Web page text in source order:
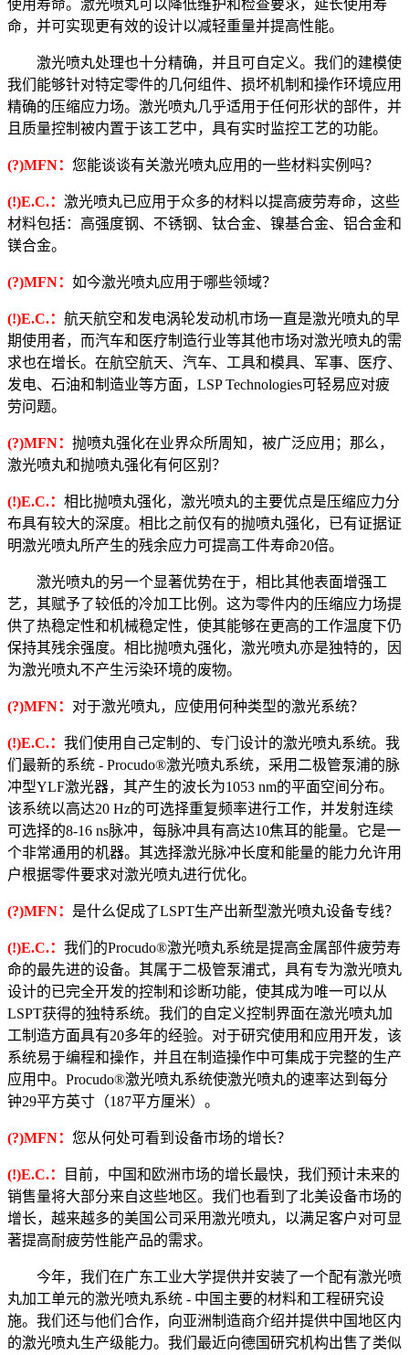
使用寿命。激光喷丸可以降低维护和检查要求，延长使用寿
命，并可实现更有效的设计以减轻重量并提高性能。
激光喷丸处理也十分精确，并且可自定义。我们的建模使
我们能够针对特定零件的几何组件、损坏机制和操作环境应用
精确的压缩应力场。激光喷丸几乎适用于任何形状的部件，并
且质量控制被内置于该工艺中，具有实时监控工艺的功能。
(?)MFN： 您能谈谈有关激光喷丸应用的一些材料实例吗？
(!)E.C.： 激光喷丸已应用于众多的材料以提高疲劳寿命，这些
材料包括：高强度钢、不锈钢、钛合金、镍基合金、铝合金和
镁合金。
(?)MFN： 如今激光喷丸应用于哪些领域？
(!)E.C.： 航天航空和发电涡轮发动机市场一直是激光喷丸的早
期使用者，而汽车和医疗制造行业等其他市场对激光喷丸的需
求也在增长。在航空航天、汽车、工具和模具、军事、医疗、
发电、石油和制造业等方面，LSP Technologies可轻易应对疲
劳问题。
(?)MFN： 抛喷丸强化在业界众所周知，被广泛应用；那么，
激光喷丸和抛喷丸强化有何区别？
(!)E.C.： 相比抛喷丸强化，激光喷丸的主要优点是压缩应力分
布具有较大的深度。相比之前仅有的抛喷丸强化，已有证据证
明激光喷丸所产生的残余应力可提高工件寿命20倍。
激光喷丸的另一个显著优势在于，相比其他表面增强工
艺，其赋予了较低的冷加工比例。这为零件内的压缩应力场提
供了热稳定性和机械稳定性，使其能够在更高的工作温度下仍
保持其残余强度。相比抛喷丸强化，激光喷丸亦是独特的，因
为激光喷丸不产生污染环境的废物。
(?)MFN： 对于激光喷丸，应使用何种类型的激光系统？
(!)E.C.： 我们使用自己定制的、专门设计的激光喷丸系统。我
们最新的系统 - Procudo®激光喷丸系统，采用二极管泵浦的脉
冲型YLF激光器，其产生的波长为1053 nm的平面空间分布。
该系统以高达20 Hz的可选择重复频率进行工作，并发射连续
可选择的8-16 ns脉冲，每脉冲具有高达10焦耳的能量。它是一
个非常通用的机器。其选择激光脉冲长度和能量的能力允许用
户根据零件要求对激光喷丸进行优化。
(?)MFN： 是什么促成了LSPT生产出新型激光喷丸设备专线？
(!)E.C.： 我们的Procudo®激光喷丸系统是提高金属部件疲劳寿
命的最先进的设备。其属于二极管泵浦式，具有专为激光喷丸
设计的已完全开发的控制和诊断功能，使其成为唯一可以从
LSPT获得的独特系统。我们的自定义控制界面在激光喷丸加
工制造方面具有20多年的经验。对于研究使用和应用开发，该
系统易于编程和操作，并且在制造操作中可集成于完整的生产
应用中。Procudo®激光喷丸系统使激光喷丸的速率达到每分
钟29平方英寸（187平方厘米）。
(?)MFN： 您从何处可看到设备市场的增长？
(!)E.C.：
目前，中国和欧洲市场的增长最快，我们预计未来的
销售量将大部分来自这些地区。我们也看到了北美设备市场的
增长，越来越多的美国公司采用激光喷丸，以满足客户对可显
著提高耐疲劳性能产品的需求。
今年，我们在广东工业大学提供并安装了一个配有激光喷
丸加工单元的激光喷丸系统 - 中国主要的材料和工程研究设
施。我们还与他们合作，向亚洲制造商介绍并提供中国地区内
的激光喷丸生产级能力。我们最近向德国研究机构出售了类似